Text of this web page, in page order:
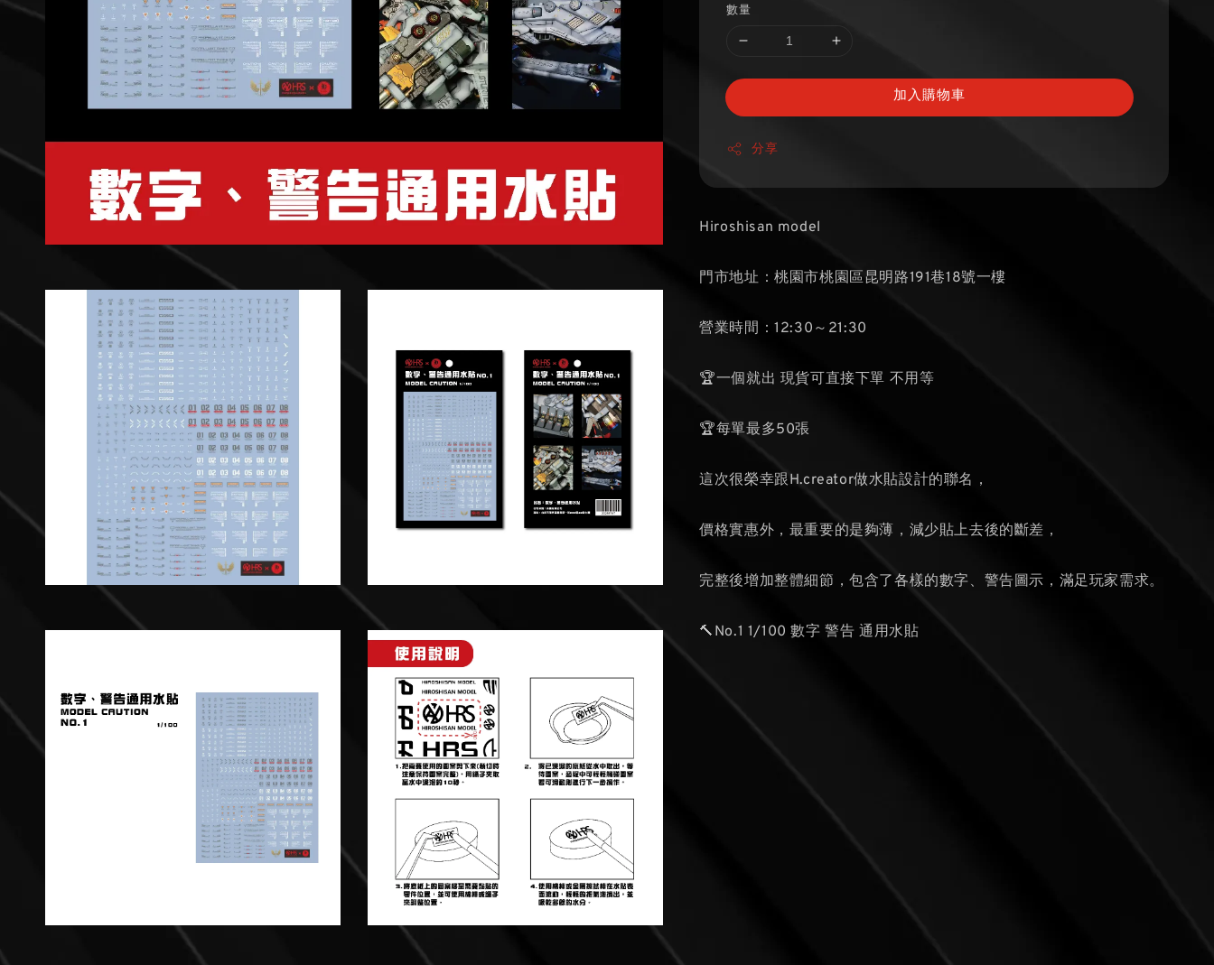
數量
加入購物車
分享
Hiroshisan model
門市地址：桃園市桃園區昆明路191巷18號一樓
營業時間：12:30～21:30
🏆一個就出 現貨可直接下單 不用等
🏆每單最多50張
這次很榮幸跟H.creator做水貼設計的聯名，
價格實惠外，最重要的是夠薄，減少貼上去後的斷差，
完整後增加整體細節，包含了各樣的數字、警告圖示，滿足玩家需求。
🔨No.1 1/100 數字 警告 通用水貼